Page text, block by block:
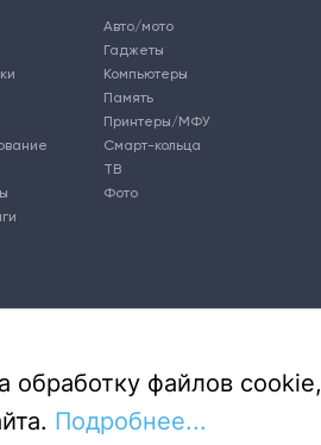
Авто/мото
Гаджеты
Компьютеры
Память
Принтеры/МФУ
Смарт-кольца
ТВ
Фото
обработку файлов cookie,
Подробнее...